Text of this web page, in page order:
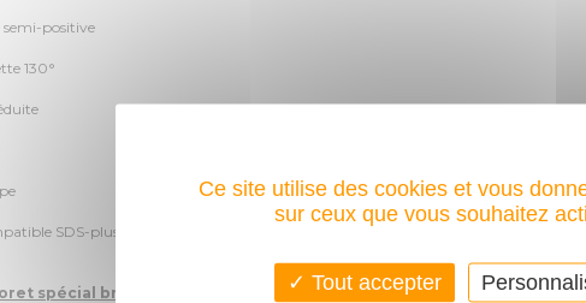
positive
130°
SDS-plus
spécial briques WALLSTER Ø 8 Lg 260 x 200 DIAGER :
Ce site utilise des cookies et vous
sur ceux que vous souhaitez
Tout accepter